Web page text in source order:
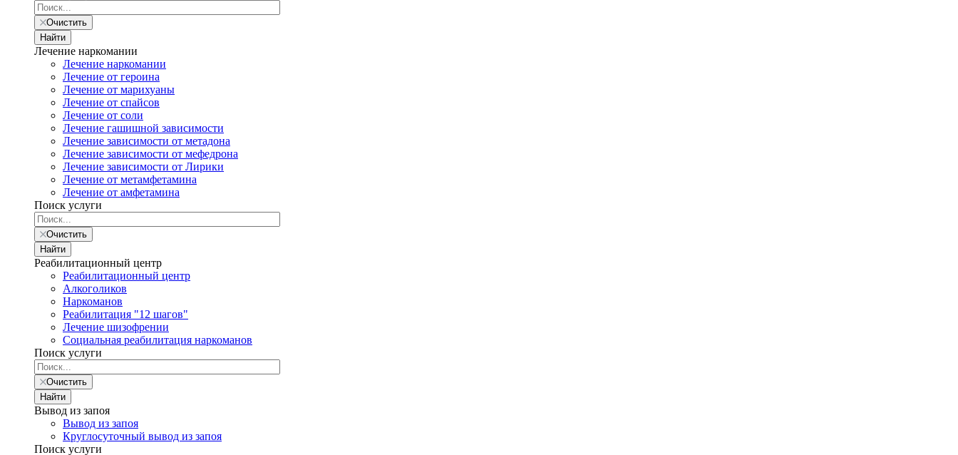
Очистить
Найти
Лечение наркомании
Лечение наркомании
Лечение от героина
Лечение от марихуаны
Лечение от спайсов
Лечение от соли
Лечение гашишной зависимости
Лечение зависимости от метадона
Лечение зависимости от мефедрона
Лечение зависимости от Лирики
Лечение от метамфетамина
Лечение от амфетамина
Поиск услуги
Очистить
Найти
Реабилитационный центр
Реабилитационный центр
Алкоголиков
Наркоманов
Реабилитация "12 шагов"
Лечение шизофрении
Социальная реабилитация наркоманов
Поиск услуги
Очистить
Найти
Вывод из запоя
Вывод из запоя
Круглосуточный вывод из запоя
Поиск услуги